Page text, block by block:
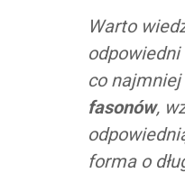
Warto
co
fasonów,
forma o